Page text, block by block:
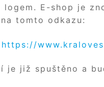
E-shop je
tomto odkazu:
https://
je již spuštěno a